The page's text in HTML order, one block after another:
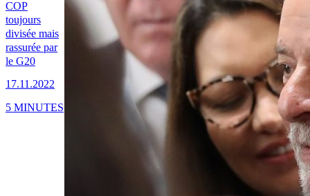
COP
toujours
divisée mais
rassurée par
le G20
17.11.2022
5 MINUTES